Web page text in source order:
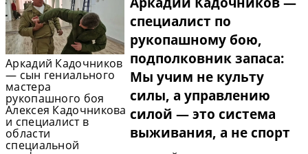
специалист по
рукопашному бою,
подполковник запаса:
Мы учим не культу
силы, а управлению
силой — это система
выживания, а не спорт
Аркадий Кадочников
— сын гениального
мастера
рукопашного боя
Алексея Кадочникова
и специалист в
области
специальной